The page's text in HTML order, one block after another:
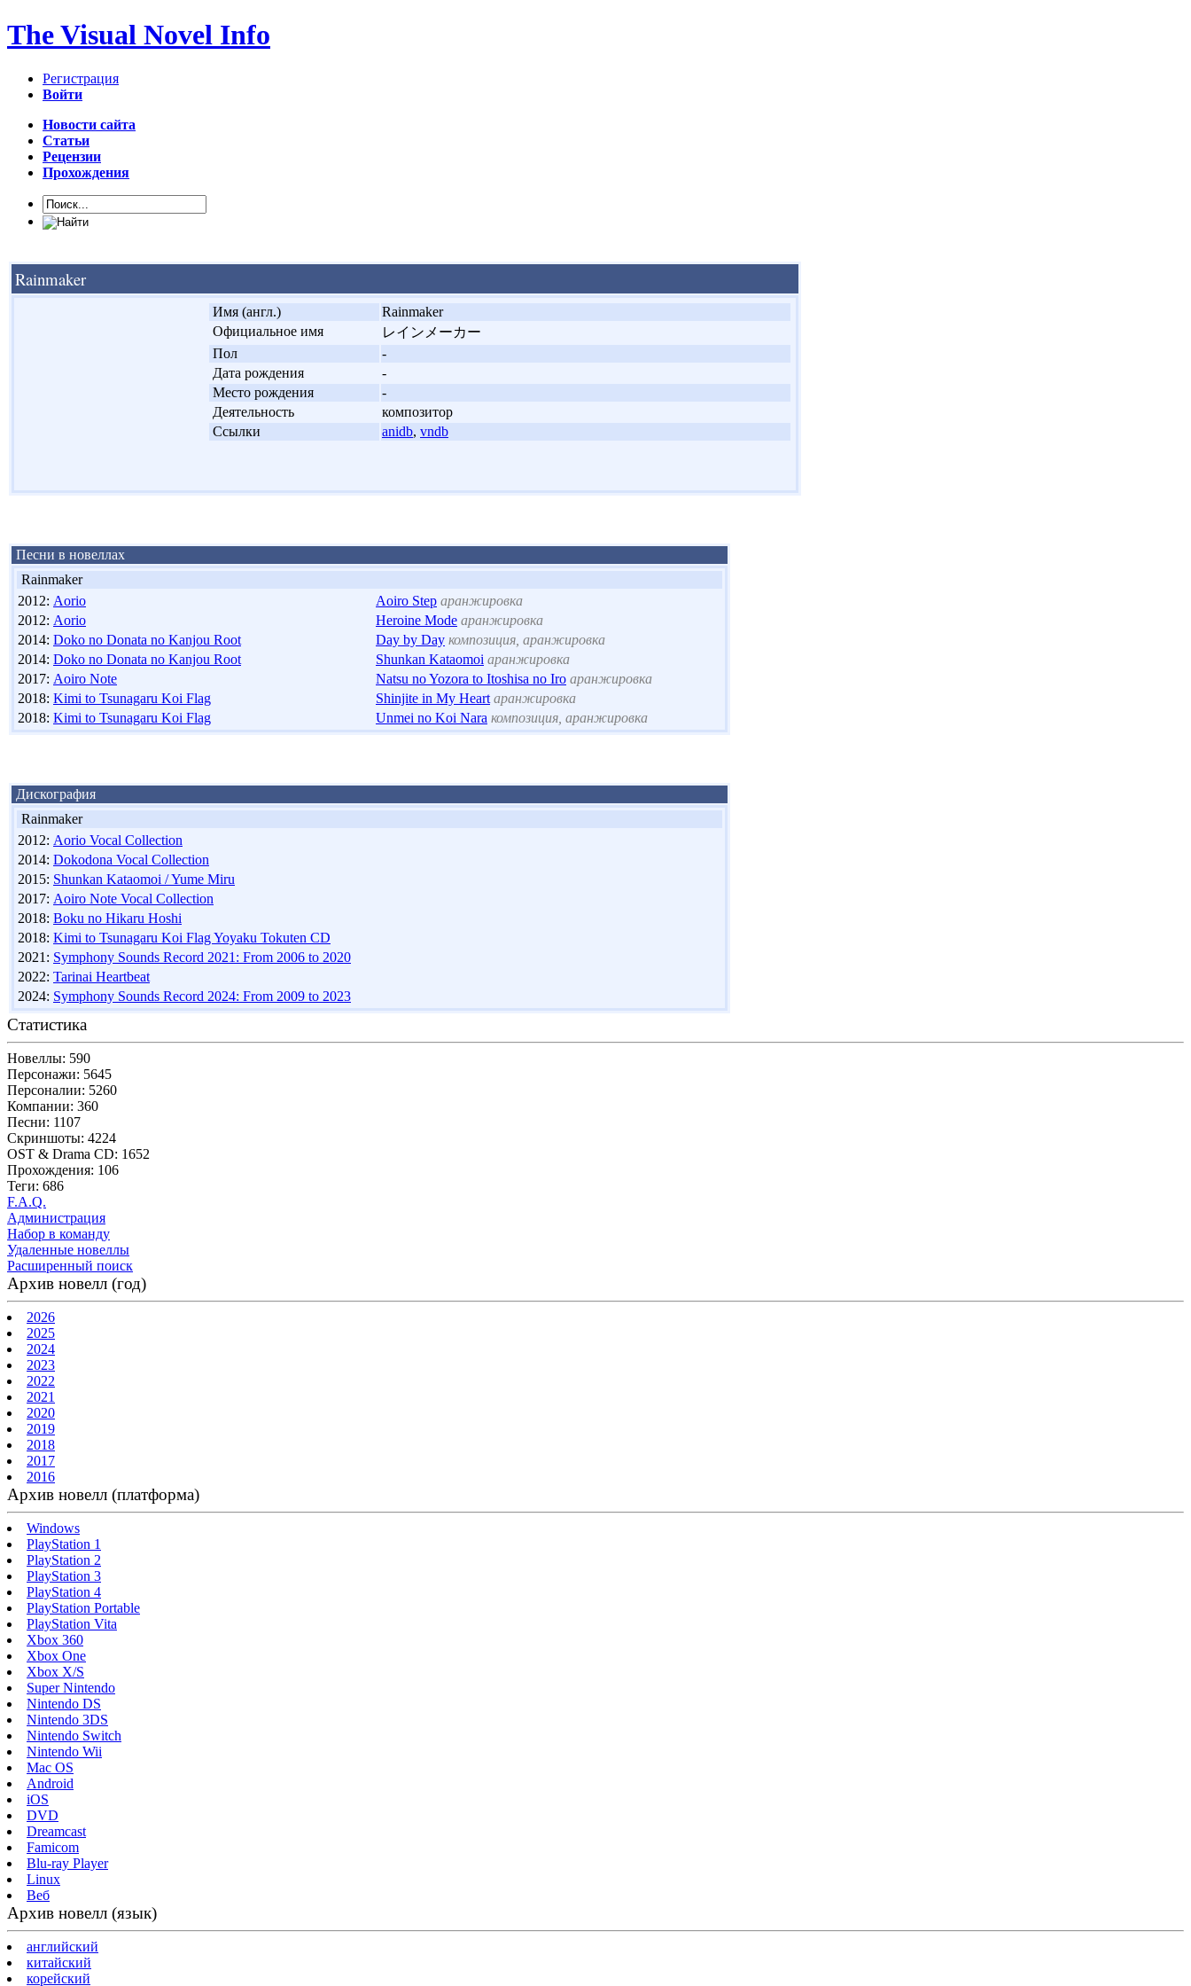
The Visual Novel Info
Регистрация
Войти
Новости сайта
Статьи
Рецензии
Прохождения
Rainmaker
Имя (англ.)
Rainmaker
Официальное имя
レインメーカー
Пол
-
Дата рождения
-
Место рождения
-
Деятельность
композитор
Ссылки anidb, vndb
Песни в новеллах
Rainmaker
2012: Aorio Aoiro Step аранжировка
2012: Aorio Heroine Mode аранжировка
2014: Doko no Donata no Kanjou Root Day by Day композиция, аранжировка
2014: Doko no Donata no Kanjou Root Shunkan Kataomoi аранжировка
2017: Aoiro Note Natsu no Yozora to Itoshisa no Iro аранжировка
2018: Kimi to Tsunagaru Koi Flag Shinjite in My Heart аранжировка
2018: Kimi to Tsunagaru Koi Flag Unmei no Koi Nara композиция, аранжировка
Дискография
Rainmaker
2012: Aorio Vocal Collection
2014: Dokodona Vocal Collection
2015: Shunkan Kataomoi / Yume Miru
2017: Aoiro Note Vocal Collection
2018: Boku no Hikaru Hoshi
2018: Kimi to Tsunagaru Koi Flag Yoyaku Tokuten CD
2021: Symphony Sounds Record 2021: From 2006 to 2020
2022: Tarinai Heartbeat
2024: Symphony Sounds Record 2024: From 2009 to 2023
Статистика
Новеллы: 590
Персонажи: 5645
Персоналии: 5260
Компании: 360
Песни: 1107
Скриншоты: 4224
OST & Drama CD: 1652
Прохождения: 106
Теги: 686
F.A.Q.
Администрация
Набор в команду
Удаленные новеллы
Расширенный поиск
Архив новелл (год)
2026
2025
2024
2023
2022
2021
2020
2019
2018
2017
2016
Архив новелл (платформа)
Windows
PlayStation 1
PlayStation 2
PlayStation 3
PlayStation 4
PlayStation Portable
PlayStation Vita
Xbox 360
Xbox One
Xbox X/S
Super Nintendo
Nintendo DS
Nintendo 3DS
Nintendo Switch
Nintendo Wii
Mac OS
Android
iOS
DVD
Dreamcast
Famicom
Blu-ray Player
Linux
Веб
Архив новелл (язык)
английский
китайский
корейский